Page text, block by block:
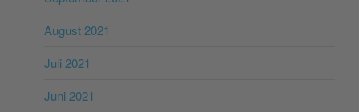
August 2021
Juli 2021
Juni 2021